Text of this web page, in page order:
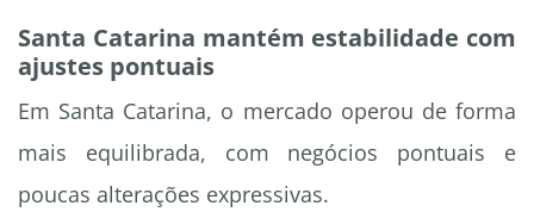
Santa Catarina mantém estabilidade com
ajustes pontuais
Em Santa Catarina, o mercado operou de forma
mais equilibrada, com negócios pontuais e
poucas alterações expressivas.